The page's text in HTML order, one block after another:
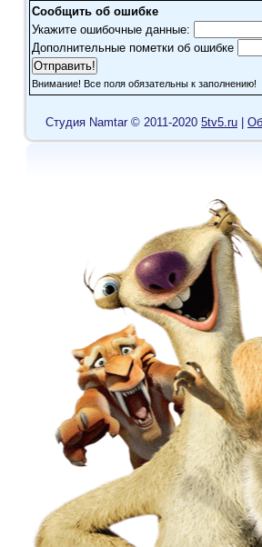
Сообщить об ошибке
Укажите ошибочные данные:
Дополнительные пометки об ошибке
Внимание! Все поля обязательны к заполнению!
Cтудия Namtar © 2011-2020 5tv5.ru